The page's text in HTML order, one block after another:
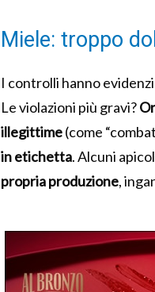
Miele: troppo
I controlli hanno
Le violazioni più gravi?
illegittime(come
in etichetta. Alcuni
propria produzione,